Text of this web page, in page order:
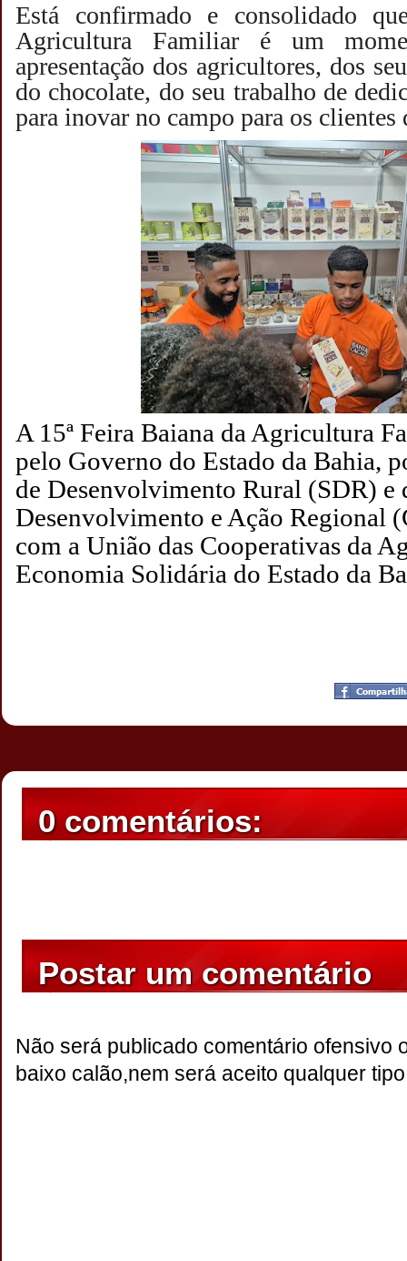
Está confirmado e consolidado
Agricultura Familiar é um
apresentação dos agricultores, dos
do chocolate, do seu trabalho de
para inovar no campo para os
A 15ª Feira Baiana da Agricultura
pelo Governo do Estado da Bahia,
de Desenvolvimento Rural (SDR) e
Desenvolvimento e Ação Regional
com a União das Cooperativas da
Economia Solidária do Estado da
21:09
0 comentários:
Postar um comentário
Não será publicado comentário ofensivo
baixo calão,nem será aceito qualquer